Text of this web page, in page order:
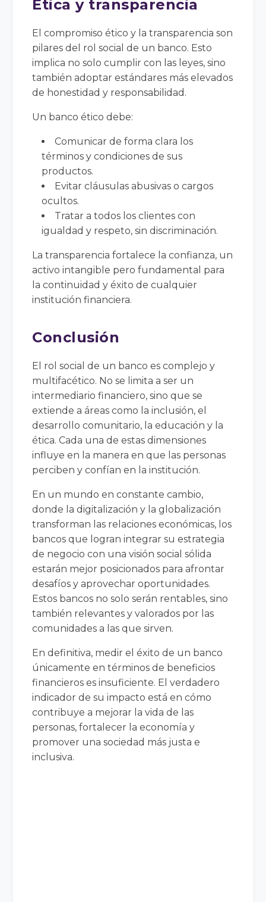
Ética y transparencia
El compromiso ético y la transparencia son
pilares del rol social de un banco. Esto
implica no solo cumplir con las leyes, sino
también adoptar estándares más elevados
de honestidad y responsabilidad.
Un banco ético debe:
Comunicar de forma clara los
términos y condiciones de sus
productos.
Evitar cláusulas abusivas o cargos
ocultos.
Tratar a todos los clientes con
igualdad y respeto, sin discriminación.
La transparencia fortalece la confianza, un
activo intangible pero fundamental para
la continuidad y éxito de cualquier
institución financiera.
Conclusión
El rol social de un banco es complejo y
multifacético. No se limita a ser un
intermediario financiero, sino que se
extiende a áreas como la inclusión, el
desarrollo comunitario, la educación y la
ética. Cada una de estas dimensiones
influye en la manera en que las personas
perciben y confían en la institución.
En un mundo en constante cambio,
donde la digitalización y la globalización
transforman las relaciones económicas, los
bancos que logran integrar su estrategia
de negocio con una visión social sólida
estarán mejor posicionados para afrontar
desafíos y aprovechar oportunidades.
Estos bancos no solo serán rentables, sino
también relevantes y valorados por las
comunidades a las que sirven.
En definitiva, medir el éxito de un banco
únicamente en términos de beneficios
financieros es insuficiente. El verdadero
indicador de su impacto está en cómo
contribuye a mejorar la vida de las
personas, fortalecer la economía y
promover una sociedad más justa e
inclusiva.